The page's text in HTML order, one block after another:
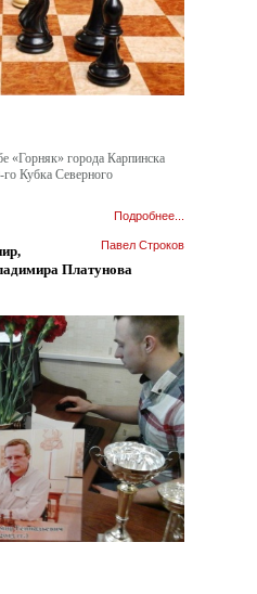
«Горняк» города Карпинска
го Кубка Северного
Подробнее...
Павел Строков
Платунова